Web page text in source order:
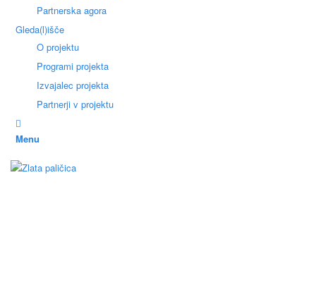
Partnerska agora
Gleda(l)išče
O projektu
Programi projekta
Izvajalec projekta
Partnerji v projektu
Menu